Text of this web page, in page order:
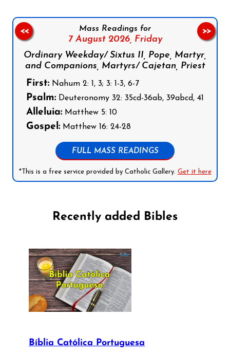
Mass Readings for
7 August 2026, Friday
Ordinary Weekday/ Sixtus II, Pope, Martyr,
and Companions, Martyrs/ Cajetan, Priest
First: Nahum 2: 1, 3; 3: 1-3, 6-7
Psalm: Deuteronomy 32: 35cd-36ab, 39abcd, 41
Alleluia: Matthew 5: 10
Gospel: Matthew 16: 24-28
FULL MASS READINGS
*This is a free service provided by Catholic Gallery. Get it here
<< >>
Recently added Bibles
Bíblia Católica Portuguesa